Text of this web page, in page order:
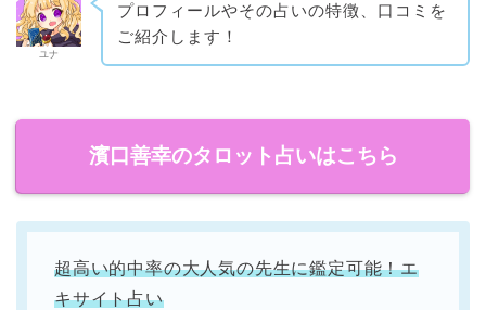
ユナ
プロフィールやその占いの特徴、口コミを
ご紹介します！
濱口善幸のタロット占いはこちら
超高い的中率の大人気の先生に鑑定可能！エ
キサイト占い